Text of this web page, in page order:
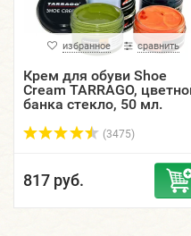
избранное сравнить
Крем для обуви Shoe
Cream TARRAGO,
банка стекло, 50 мл.
(3475)
817 руб.